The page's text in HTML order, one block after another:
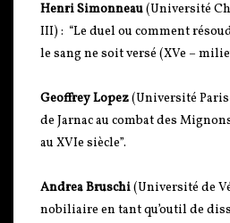
Henri Simonneau(Université
III) : “Le duel ou comment
le sang ne soit versé (XVe –
Geoffrey Lopez(Université
de Jarnac au combat des
au XVIe siècle”.
Andrea Bruschi(Université de
nobiliaire en tant qu’outil de